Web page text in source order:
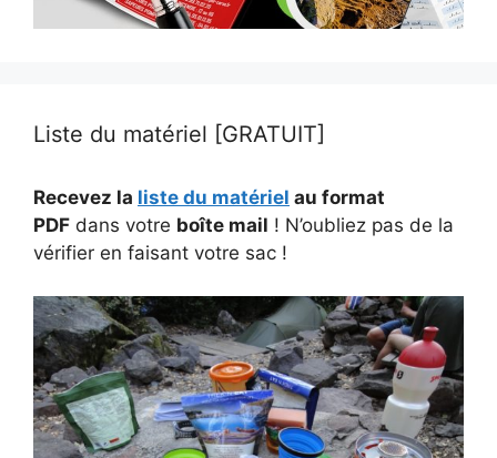
Liste du matériel [GRATUIT]
Recevez la liste du matériel au format
PDF dans votre boîte mail ! N’oubliez pas de la
vérifier en faisant votre sac !